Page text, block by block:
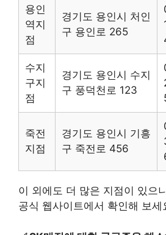
용인
역지
점
경기도 용인시 처인
구 용인로 265
수지
구지
점
경기도 용인시 수지
구 풍덕천로 123
죽전
지점
경기도 용인시 기흥
구 죽전로 456
이 외에도 더 많은 지점이 있으
공식 웹사이트에서 확인해 보세